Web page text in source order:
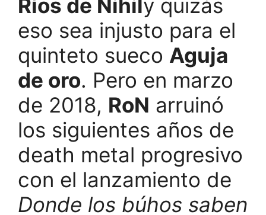
Ríos de Nihily quizás
eso sea injusto para el
quinteto sueco Aguja
de oro. Pero en marzo
de 2018, RoN arruinó
los siguientes años de
death metal progresivo
con el lanzamiento de
Donde los búhos saben